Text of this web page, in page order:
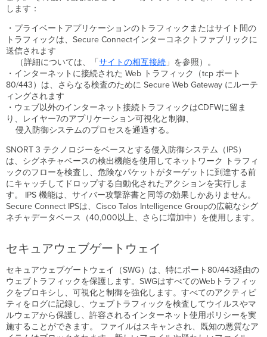
します：
・プライベートアプリケーションのトラフィックまたはサイト間の
トラフィックは、Secure Connectインターコネクトファブリックに
送信されます
（詳細については、「サイトの相互接続」を参照）。
・インターネットに接続された Web トラフィック（tcp ポート
80/443）は、さらなる検査のために Secure Web Gateway にルーテ
ィングされます
・ウェブ以外のインターネット接続トラフィックはCDFWに留ま
り、レイヤー7のアプリケーション可視化と制御、
侵入防御システムのプロセスを通過する。
SNORT 3 テクノロジーをベースとする侵入防御システム（IPS）
は、シグネチャベースの検出機能を使用してネットワーク トラフィ
ックのフローを検査し、危険なパケットがターゲットに到達する前
にキャッチしてドロップする自動化されたアクションを実行しま
す。 IPS 機能は、サイバー攻撃辞書と同等の効果しかありません。
Secure Connect IPSは、Cisco Talos Intelligence Groupの広範なシグ
ネチャデータベース（40,000以上、さらに増加中）を使用します。
セキュアウェブゲートウェイ
セキュアウェブゲートウェイ（SWG）は、特にポート80/443経由の
ウェブトラフィックを保護します。SWGはすべてのWebトラフィッ
クをプロキシし、可視化と制御を強化します。すべてのアクティビ
ティをログに記録し、ウェブトラフィックを検査してウイルスやマ
ルウェアから保護し、許容されるインターネット使用ポリシーを実
施することができます。 ファイルはスキャンされ、既知の悪質なア